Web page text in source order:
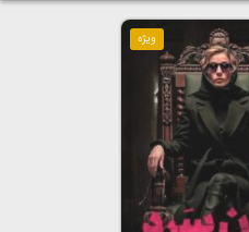
ویژه